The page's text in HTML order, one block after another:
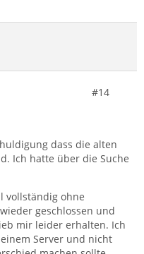
#14
dass die alten
Ich hatte über die Suche
vollständig ohne
geschlossen und
mir leider erhalten. Ich
Server und nicht